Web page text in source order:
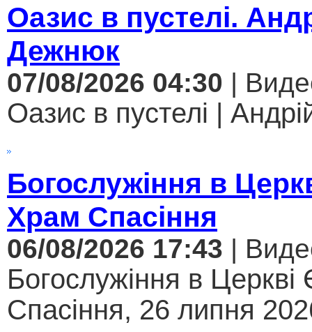
Оазис в пустелі.
Дежнюк
07/08/2026 04:30 |
Оазис в пустелі |
Богослужіння в
Храм Спасіння
06/08/2026 17:43 |
Богослужіння в
Спасіння, 26 липня